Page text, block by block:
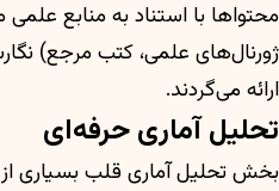
ژورنال‌های علمی، کتب مرجع)
ارائه می‌گردند.
تحلیل آماری حرفه‌ای
بخش تحلیل آماری قلب بسیاری